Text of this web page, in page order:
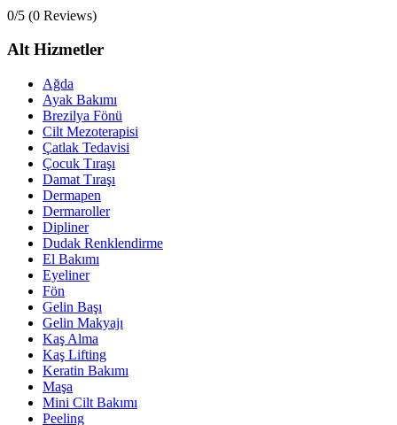
0/5 (0 Reviews)
Alt Hizmetler
Ağda
Ayak Bakımı
Brezilya Fönü
Cilt Mezoterapisi
Çatlak Tedavisi
Çocuk Tıraşı
Damat Tıraşı
Dermapen
Dermaroller
Dipliner
Dudak Renklendirme
El Bakımı
Eyeliner
Fön
Gelin Başı
Gelin Makyajı
Kaş Alma
Kaş Lifting
Keratin Bakımı
Maşa
Mini Cilt Bakımı
Peeling